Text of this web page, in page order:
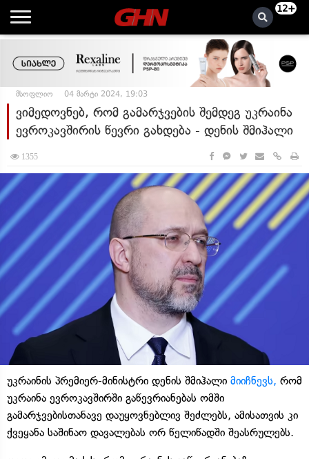
12+
მსოფლიო 04 მარტი 2024, 19:03
ვიმედოვნებ, რომ გამარჯვების შემდეგ უკრაინა
ევროკავშირის წევრი გახდება - დენის შმიჰალი
1355
უკრაინის პრემიერ-მინისტრი დენის შმიჰალი მიიჩნევს, რომ
უკრაინა ევროკავშირში გაწევრიანებას ომში
გამარჯვებისთანავე დაუყოვნებლივ შეძლებს, ამისათვის კი
ქვეყანა საშინაო დავალებას ორ წელიწადში შეასრულებს.